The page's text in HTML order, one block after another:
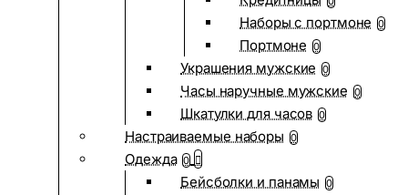
Наборы с портмоне 0
Портмоне 0
Украшения мужские 0
Часы наручные мужские 0
Шкатулки для часов 0
Настраиваемые наборы 0
Одежда 0
Бейсболки и панамы 0